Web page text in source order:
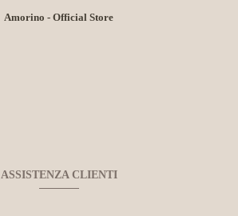
Amorino - Official Store
ASSISTENZA CLIENTI